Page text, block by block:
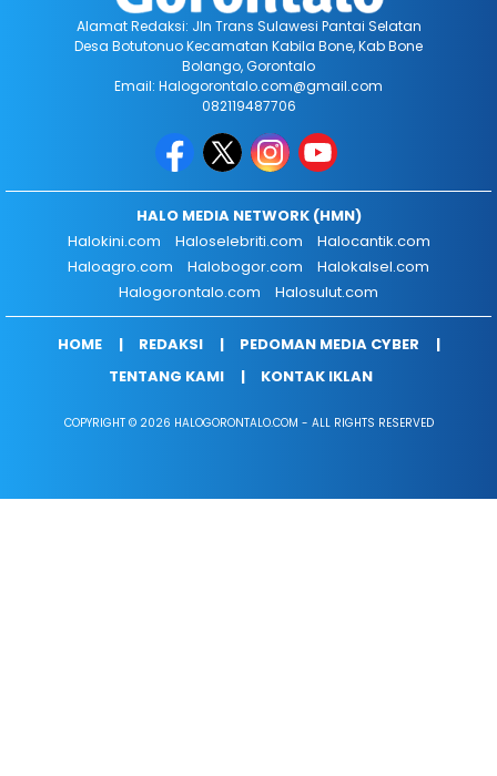
Alamat Redaksi: Jln Trans Sulawesi Pantai Selatan
Desa Botutonuo Kecamatan Kabila Bone, Kab Bone
Bolango, Gorontalo
Email: Halogorontalo.com@gmail.com
082119487706
HALO MEDIA NETWORK (HMN)
Halokini.com
Haloselebriti.com
Halocantik.com
Haloagro.com
Halobogor.com
Halokalsel.com
Halogorontalo.com
Halosulut.com
HOME REDAKSI
PEDOMAN MEDIA CYBER
TENTANG KAMI
KONTAK IKLAN
COPYRIGHT © 2026 HALOGORONTALO.COM - ALL RIGHTS RESERVED